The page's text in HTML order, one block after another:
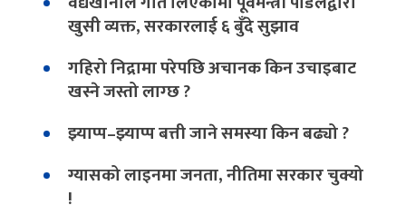
खुसी व्यक्त, सरकारलाई ६ बुँदे सुझाव
गहिरो निद्रामा परेपछि अचानक किन उचाइबाट
खस्ने जस्तो लाग्छ ?
झ्याप्प–झ्याप्प बत्ती जाने समस्या किन बढ्यो ?
ग्यासको लाइनमा जनता, नीतिमा सरकार चुक्यो
!